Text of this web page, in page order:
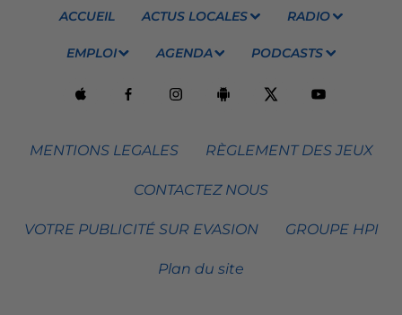
ACCUEIL ACTUS LOCALES RADIO
EMPLOI AGENDA PODCASTS
MENTIONS LEGALES RÈGLEMENT DES JEUX
CONTACTEZ NOUS
VOTRE PUBLICITÉ SUR EVASION GROUPE HPI
Plan du site